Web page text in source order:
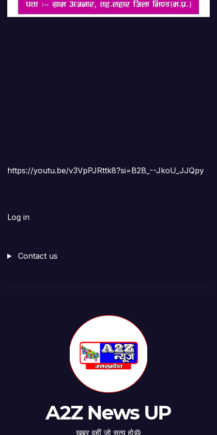
https://youtu.be/v3VpPJRttk8?si=B2B_--JkoU_JJQpy
Log in
Contact us
A2Z News UP
खबर वहीं जो सत्य हो©